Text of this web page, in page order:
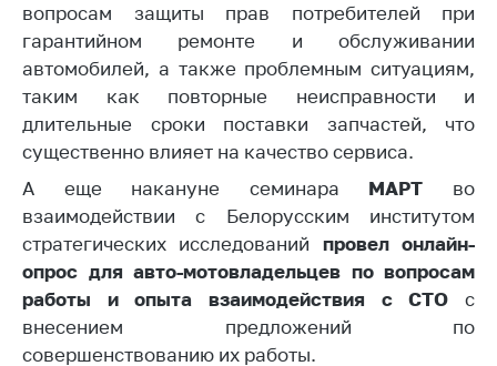
Международное
сотрудничество
Применение мер
нетарифного
регулирования
Биржевая торговля
Выставочная
деятельность в
Республике
Беларусь
Защита
персональных
вопросам защиты прав потребителей при
гарантийном ремонте и обслуживании
автомобилей, а также проблемным ситуациям,
таким как повторные неисправности и
длительные сроки поставки запчастей, что
существенно влияет на качество сервиса.
А еще накануне семинара МАРТ во
взаимодействии с Белорусским институтом
стратегических исследований провел онлайн-
опрос для авто-мотовладельцев по вопросам
работы и опыта взаимодействия с СТО с
внесением предложений по
совершенствованию их работы.